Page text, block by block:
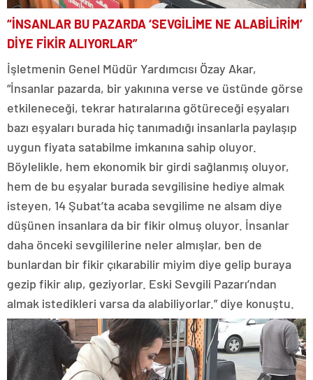
“İNSANLAR BU PAZARDA ‘SEVGİLİME NE ALABİLİRİM’
DİYE FİKİR ALIYORLAR”
İşletmenin Genel Müdür Yardımcısı Özay Akar,
“İnsanlar pazarda, bir yakınına verse ve üstünde görse
etkileneceği, tekrar hatıralarına götüreceği eşyaları
bazı eşyaları burada hiç tanımadığı insanlarla paylaşıp
uygun fiyata satabilme imkanına sahip oluyor.
Böylelikle, hem ekonomik bir girdi sağlanmış oluyor,
hem de bu eşyalar burada sevgilisine hediye almak
isteyen, 14 Şubat’ta acaba sevgilime ne alsam diye
düşünen insanlara da bir fikir olmuş oluyor. İnsanlar
daha önceki sevgililerine neler almışlar, ben de
bunlardan bir fikir çıkarabilir miyim diye gelip buraya
gezip fikir alıp, geziyorlar. Eski Sevgili Pazarı’ndan
almak istedikleri varsa da alabiliyorlar.” diye konuştu.